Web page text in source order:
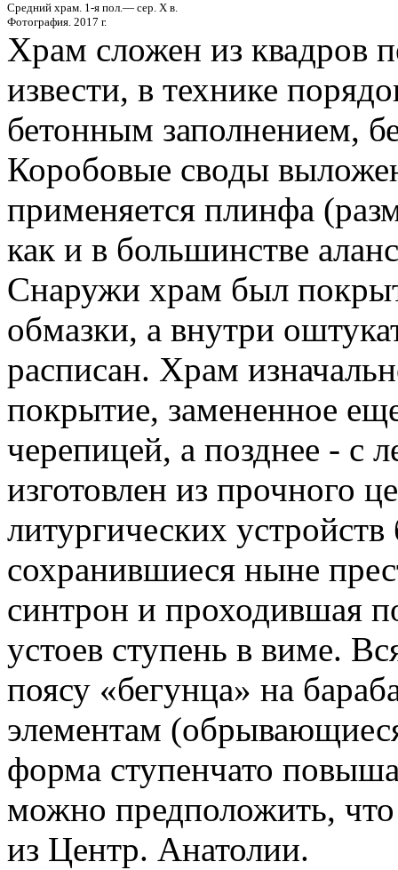
Средний храм. 1-я пол.— сер. X в.
Фотография. 2017 г.
Храм сложен из квадров
извести, в технике
бетонным заполнением,
Коробовые своды
применяется плинфа
как и в большинстве
Снаружи храм был
обмазки, а внутри
расписан. Храм
покрытие, замененное
черепицей, а позднее - с
изготовлен из прочного
литургических
сохранившиеся ныне
синтрон и проходившая
устоев ступень в виме.
поясу «бегунца» на
элементам
форма ступенчато
можно предположить,
из Центр. Анатолии.